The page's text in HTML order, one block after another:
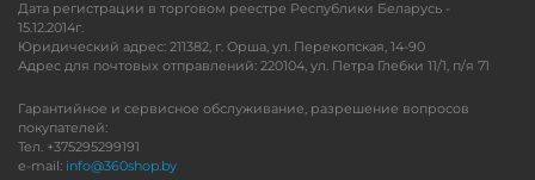
Дата регистрации в торговом реестре Республики Беларусь -
15.12.2014г.
Юридический адрес: 211382, г. Орша, ул. Перекопская, 14-90
Адрес для почтовых отправлений: 220104, ул. Петра Глебки 11/1, п/я 71
Гарантийное и сервисное обслуживание, разрешение вопросов
покупателей:
Тел. +375295299191
e-mail: info@360shop.by